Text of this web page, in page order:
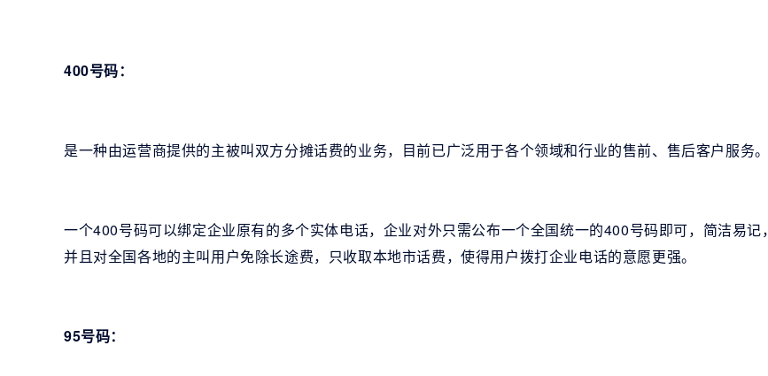
400号码：
是一种由运营商提供的主被叫双方分摊话费的业务，目前已广泛用于各个领域和行业的售前、售后客户服务。
一个400号码可以绑定企业原有的多个实体电话，企业对外只需公布一个全国统一的400号码即可，简洁易记，
并且对全国各地的主叫用户免除长途费，只收取本地市话费，使得用户拨打企业电话的意愿更强。
95号码：